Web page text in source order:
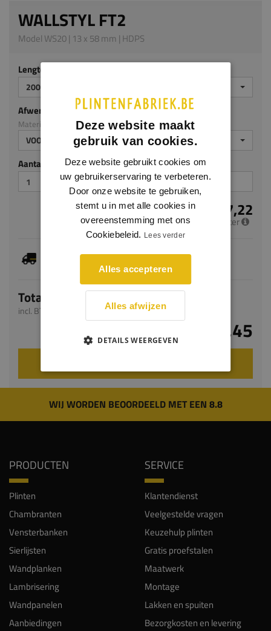
WALLSTYL FT2
Model WS20 | 13 x 58 mm | HDPS
Lengte (mm)
2000
Afwerking
Materiaal: HDPS
VOORGELAKT
Aantal stuks
€ 7,22
per meter
Dit artikel is voorradig, de verwachte levertijd
bedraagt 1-3 werkdagen
Totaal
incl. BTW
€ 14,45
WIJ WORDEN BEOORDEELD MET EEN 8.8
PRODUCTEN
Plinten
Chambranten
Vensterbanken
Sierlijsten
Wandplanken
Lambrisering
Wandpanelen
Aanbiedingen
SERVICE
Klantendienst
Veelgestelde vragen
Keuzehulp plinten
Gratis proefstalen
Maatwerk
Montage
Lakken en spuiten
Bezorgkosten en levering
Deze website maakt
gebruik van cookies.
Deze website gebruikt cookies om
uw gebruikerservaring te verbeteren.
Door onze website te gebruiken,
stemt u in met alle cookies in
overeenstemming met ons
Cookiebeleid. Lees verder
Alles accepteren
Alles afwijzen
DETAILS WEERGEVEN